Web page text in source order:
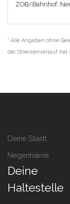
ZOB/Bahnhof,
* Alle Angaben ohne
der Streckenverlauf hat
Deine Stadt
Negenharrie
Deine
Haltestelle